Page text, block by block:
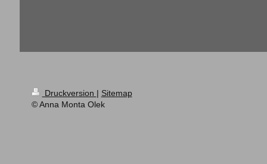
Druckversion | Sitemap
© Anna Monta Olek